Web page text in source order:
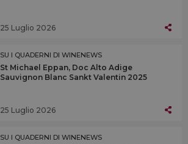
25 Luglio 2026
SU I QUADERNI DI WINENEWS
St Michael Eppan, Doc Alto Adige
Sauvignon Blanc Sankt Valentin 2025
25 Luglio 2026
SU I QUADERNI DI WINENEWS